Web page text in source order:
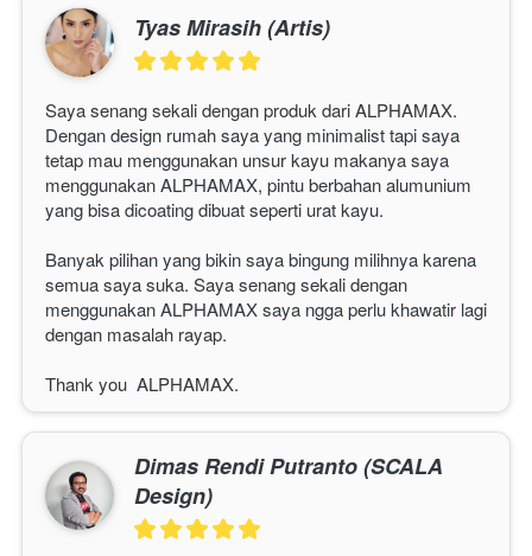
Tyas Mirasih (Artis)
Saya senang sekali dengan produk dari ALPHAMAX.
Dengan design rumah saya yang minimalist tapi saya
tetap mau menggunakan unsur kayu makanya saya
menggunakan ALPHAMAX, pintu berbahan alumunium
yang bisa dicoating dibuat seperti urat kayu.
Banyak pilihan yang bikin saya bingung milihnya karena
semua saya suka. Saya senang sekali dengan
menggunakan ALPHAMAX saya ngga perlu khawatir lagi
dengan masalah rayap.
Thank you ALPHAMAX.
Dimas Rendi Putranto (SCALA
Design)